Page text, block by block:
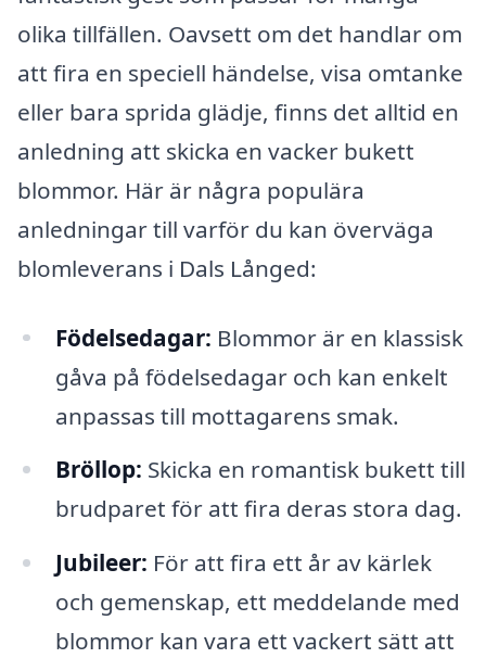
olika tillfällen. Oavsett om det handlar om
att fira en speciell händelse, visa omtanke
eller bara sprida glädje, finns det alltid en
anledning att skicka en vacker bukett
blommor. Här är några populära
anledningar till varför du kan överväga
blomleverans i Dals Långed:
Födelsedagar: Blommor är en klassisk
gåva på födelsedagar och kan enkelt
anpassas till mottagarens smak.
Bröllop: Skicka en romantisk bukett till
brudparet för att fira deras stora dag.
Jubileer: För att fira ett år av kärlek
och gemenskap, ett meddelande med
blommor kan vara ett vackert sätt att